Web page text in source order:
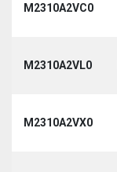
M2310A2VC0
M2310A2VL0
M2310A2VX0